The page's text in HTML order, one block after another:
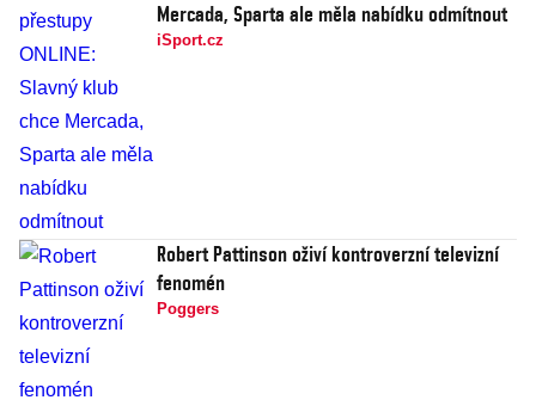
Mercada, Sparta ale měla nabídku odmítnout
iSport.cz
Robert Pattinson oživí kontroverzní televizní
fenomén
Poggers